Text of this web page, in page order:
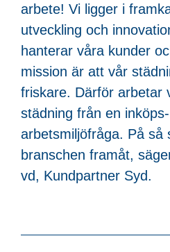
arbete! Vi ligger i
utveckling och
hanterar våra kunder
mission är att vår
friskare. Därför arbetar
städning från en
arbetsmiljöfråga. På så
branschen framåt,
vd, Kundpartner Syd.